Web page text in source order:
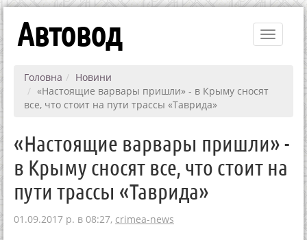
Toggle
Автовод
Головна
Новини
«Настоящие варвары пришли» - в Крыму сносят
все, что стоит на пути трассы «Таврида»
«Настоящие варвары пришли» -
в Крыму сносят все, что стоит на
пути трассы «Таврида»
01.09.2017 р. в 08:27, crimea-news